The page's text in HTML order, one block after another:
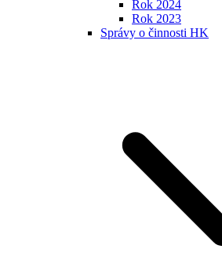
Rok 2024
Rok 2023
Správy o činnosti HK